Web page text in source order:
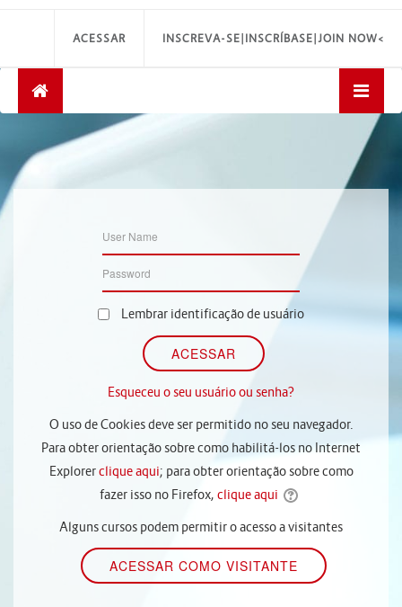
INSCREVA-SE|INSCRÍBASE|JOIN NOW<
ACESSAR
Lembrar identificação de usuário
Esqueceu o seu usuário ou senha?
O uso de Cookies deve ser permitido no seu navegador.
Para obter orientação sobre como habilitá-los no Internet
Explorerclique aqui; para obter orientação sobre como
fazer isso no Firefox, clique aqui
Alguns cursos podem permitir o acesso a visitantes